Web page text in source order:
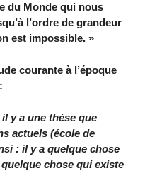
du Monde qui nous
l’ordre de grandeur
est impossible. »
courante à l’époque
y a une thèse que
actuels (école de
: il y a quelque chose
chose qui existe